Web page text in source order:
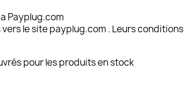
Payplug.com
le site payplug.com . Leurs conditions
pour les produits en stock